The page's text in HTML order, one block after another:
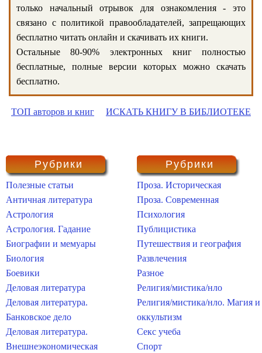
только начальный отрывок для ознакомления - это
связано с политикой правообладателей, запрещающих
бесплатно читать онлайн и скачивать их книги.
Остальные 80-90% электронных книг полностью
бесплатные, полные версии которых можно скачать
бесплатно.
ТОП авторов и книг ИСКАТЬ КНИГУ В БИБЛИОТЕКЕ
Рубрики
Полезные статьи
Античная литература
Астрология
Астрология. Гадание
Биографии и мемуары
Биология
Боевики
Деловая литература
Деловая литература.
Банковское дело
Деловая литература.
Внешнеэкономическая
Рубрики
Проза. Историческая
Проза. Современная
Психология
Публицистика
Путешествия и география
Развлечения
Разное
Религия/мистика/нло
Религия/мистика/нло. Магия и
оккультизм
Секс учеба
Спорт